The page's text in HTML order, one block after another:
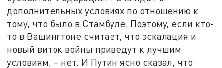
дополнительных условиях по отношению к
тому, что было в Стамбуле. Поэтому, если кто-
то в Вашингтоне считает, что эскалация и
новый виток войны приведут к лучшим
условиям, – нет. И Путин ясно сказал, что